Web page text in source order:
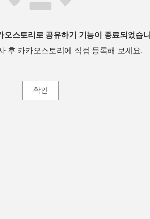
오스토리로 공유하기 기능이 종료되었습
후 카카오스토리에 직접 등록해 보세요.
확인